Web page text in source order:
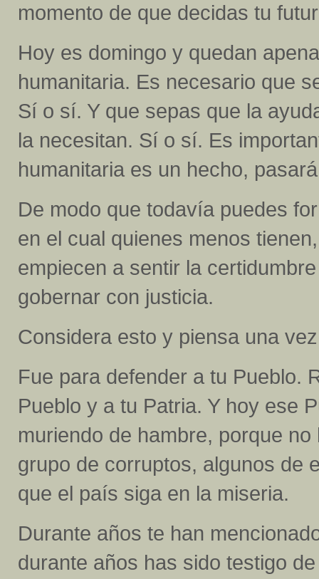
momento de que decidas tu
Hoy es domingo y quedan
humanitaria. Es necesario que
Sí o sí. Y que sepas que la
la necesitan. Sí o sí. Es
humanitaria es un hecho,
De modo que todavía puedes
en el cual quienes menos
empiecen a sentir la
gobernar con justicia.
Considera esto y piensa una
Fue para defender a tu Pueblo.
Pueblo y a tu Patria. Y hoy ese
muriendo de hambre, porque
grupo de corruptos, algunos de
que el país siga en la miseria.
Durante años te han
durante años has sido testigo